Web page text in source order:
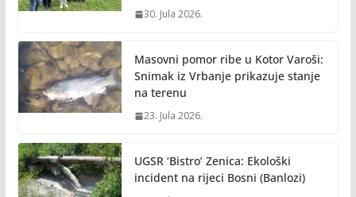
30. Jula 2026.
Masovni pomor ribe u Kotor Varoši:
Snimak iz Vrbanje prikazuje stanje
na terenu
23. Jula 2026.
UGSR ‘Bistro’ Zenica: Ekološki
incident na rijeci Bosni (Banlozi)